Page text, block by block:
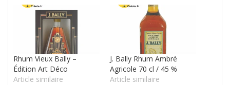
Rhum Vieux Bally –
Édition Art Déco
Article similaire
J. Bally Rhum Ambré
Agricole 70 cl / 45 %
Article similaire